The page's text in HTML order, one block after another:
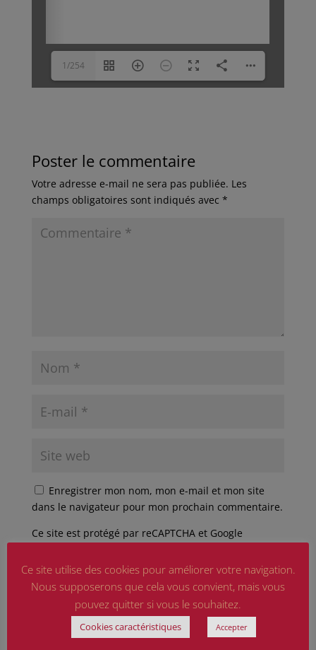
1/254
Poster le commentaire
Votre adresse e-mail ne sera pas publiée. Les
champs obligatoires sont indiqués avec *
Enregistrer mon nom, mon e-mail et mon site
dans le navigateur pour mon prochain commentaire.
Ce site est protégé par reCAPTCHA et Google
appliquer.
Ce site utilise des cookies pour améliorer votre navigation.
Nous supposerons que cela vous convient, mais vous
pouvez quitter si vous le souhaitez.
Cookies caractéristiques Accepter